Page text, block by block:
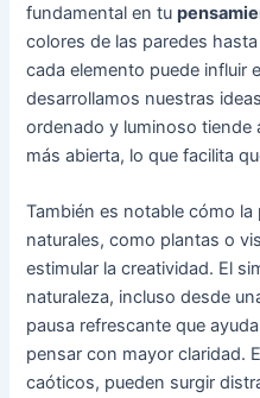
fundamental en tu
colores de las paredes
cada elemento puede influir
desarrollamos nuestras
ordenado y luminoso tiende
más abierta, lo que facilita
También es notable cómo
naturales, como plantas o
estimular la creatividad. El
naturaleza, incluso desde
pausa refrescante que
pensar con mayor claridad.
caóticos, pueden surgir